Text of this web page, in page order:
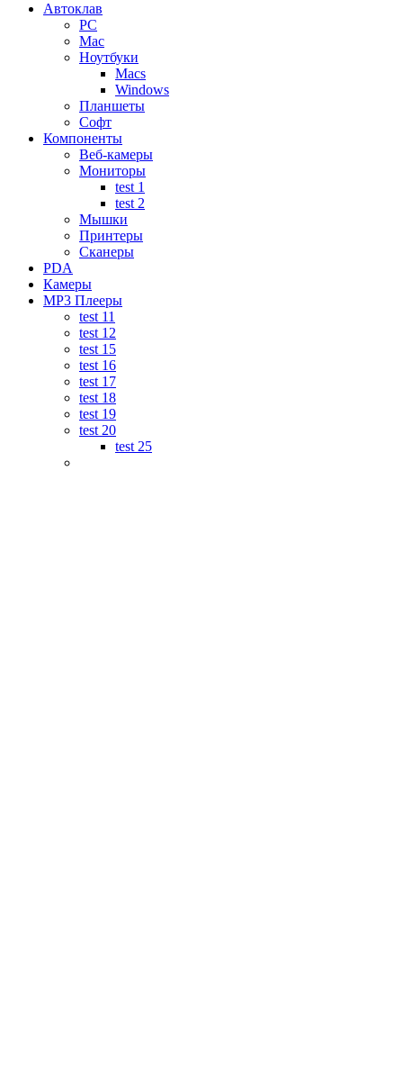
Автоклав
PC
Mac
Ноутбуки
Macs
Windows
Планшеты
Софт
Компоненты
Веб-камеры
Мониторы
test 1
test 2
Мышки
Принтеры
Сканеры
PDA
Камеры
MP3 Плееры
test 11
test 12
test 15
test 16
test 17
test 18
test 19
test 20
test 25